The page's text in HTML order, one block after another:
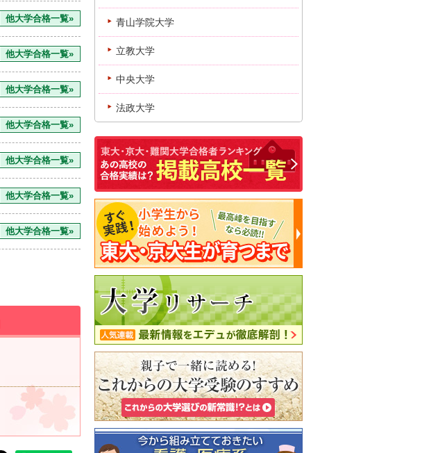
他大学合格一覧»
他大学合格一覧»
他大学合格一覧»
他大学合格一覧»
他大学合格一覧»
他大学合格一覧»
他大学合格一覧»
青山学院大学
立教大学
中央大学
法政大学